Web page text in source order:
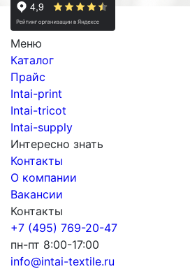
Меню
Каталог
Прайс
Intai-print
Intai-tricot
Intai-supply
Интересно знать
Контакты
О компании
Вакансии
Контакты
+7 (495) 769-20-47
пн-пт 8:00-17:00
info@intai-textile.ru